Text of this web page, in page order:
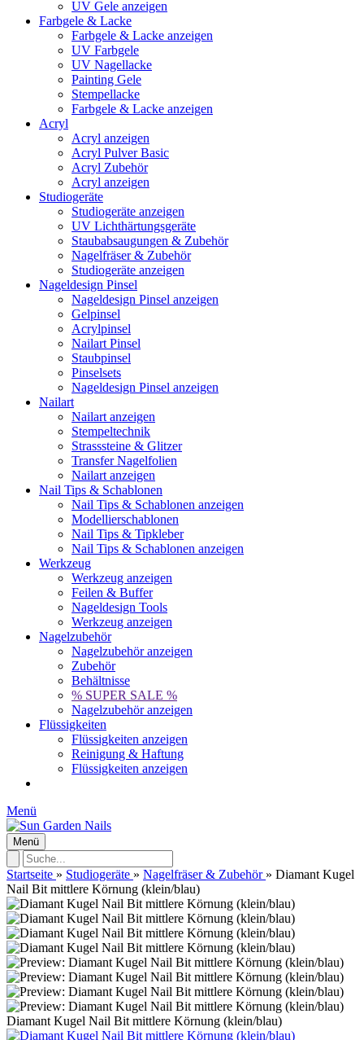
UV Gele anzeigen
Farbgele & Lacke
Farbgele & Lacke anzeigen
UV Farbgele
UV Nagellacke
Painting Gele
Stempellacke
Farbgele & Lacke anzeigen
Acryl
Acryl anzeigen
Acryl Pulver Basic
Acryl Zubehör
Acryl anzeigen
Studiogeräte
Studiogeräte anzeigen
UV Lichthärtungsgeräte
Staubabsaugungen & Zubehör
Nagelfräser & Zubehör
Studiogeräte anzeigen
Nageldesign Pinsel
Nageldesign Pinsel anzeigen
Gelpinsel
Acrylpinsel
Nailart Pinsel
Staubpinsel
Pinselsets
Nageldesign Pinsel anzeigen
Nailart
Nailart anzeigen
Stempeltechnik
Strasssteine & Glitzer
Transfer Nagelfolien
Nailart anzeigen
Nail Tips & Schablonen
Nail Tips & Schablonen anzeigen
Modellierschablonen
Nail Tips & Tipkleber
Nail Tips & Schablonen anzeigen
Werkzeug
Werkzeug anzeigen
Feilen & Buffer
Nageldesign Tools
Werkzeug anzeigen
Nagelzubehör
Nagelzubehör anzeigen
Zubehör
Behältnisse
% SUPER SALE %
Nagelzubehör anzeigen
Flüssigkeiten
Flüssigkeiten anzeigen
Reinigung & Haftung
Flüssigkeiten anzeigen
Menü
Menü
Startseite » Studiogeräte » Nagelfräser & Zubehör » Diamant Kugel
Nail Bit mittlere Körnung (klein/blau)
Diamant Kugel Nail Bit mittlere Körnung (klein/blau)